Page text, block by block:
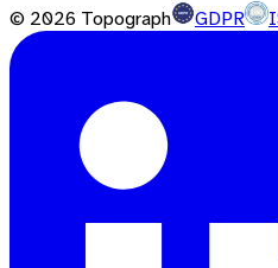
© 2026 Topograph GDPR